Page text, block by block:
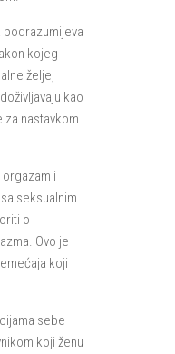
kojeg
želje,
kao
za nastavkom
i
seksualnim
o
Ovo je
koji
sebe
koji ženu